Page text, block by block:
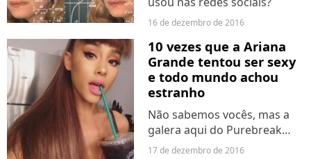
16 de dezembro de 2016
10 vezes que a Ariana
Grande tentou ser sexy
e todo mundo achou
estranho
Não sabemos vocês, mas a
galera aqui do Purebreak
ainda tem a impressão de
17 de dezembro de 2016